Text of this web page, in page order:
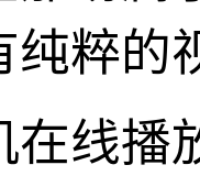
纯粹的
在线播